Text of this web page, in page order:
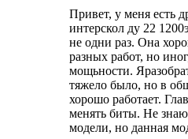
Привет, у меня есть
интерскол ду 22
не одни раз. Она
разных работ, но
мощьности.
тяжело было, но в
хорошо работает.
менять биты. Не
модели, но данная